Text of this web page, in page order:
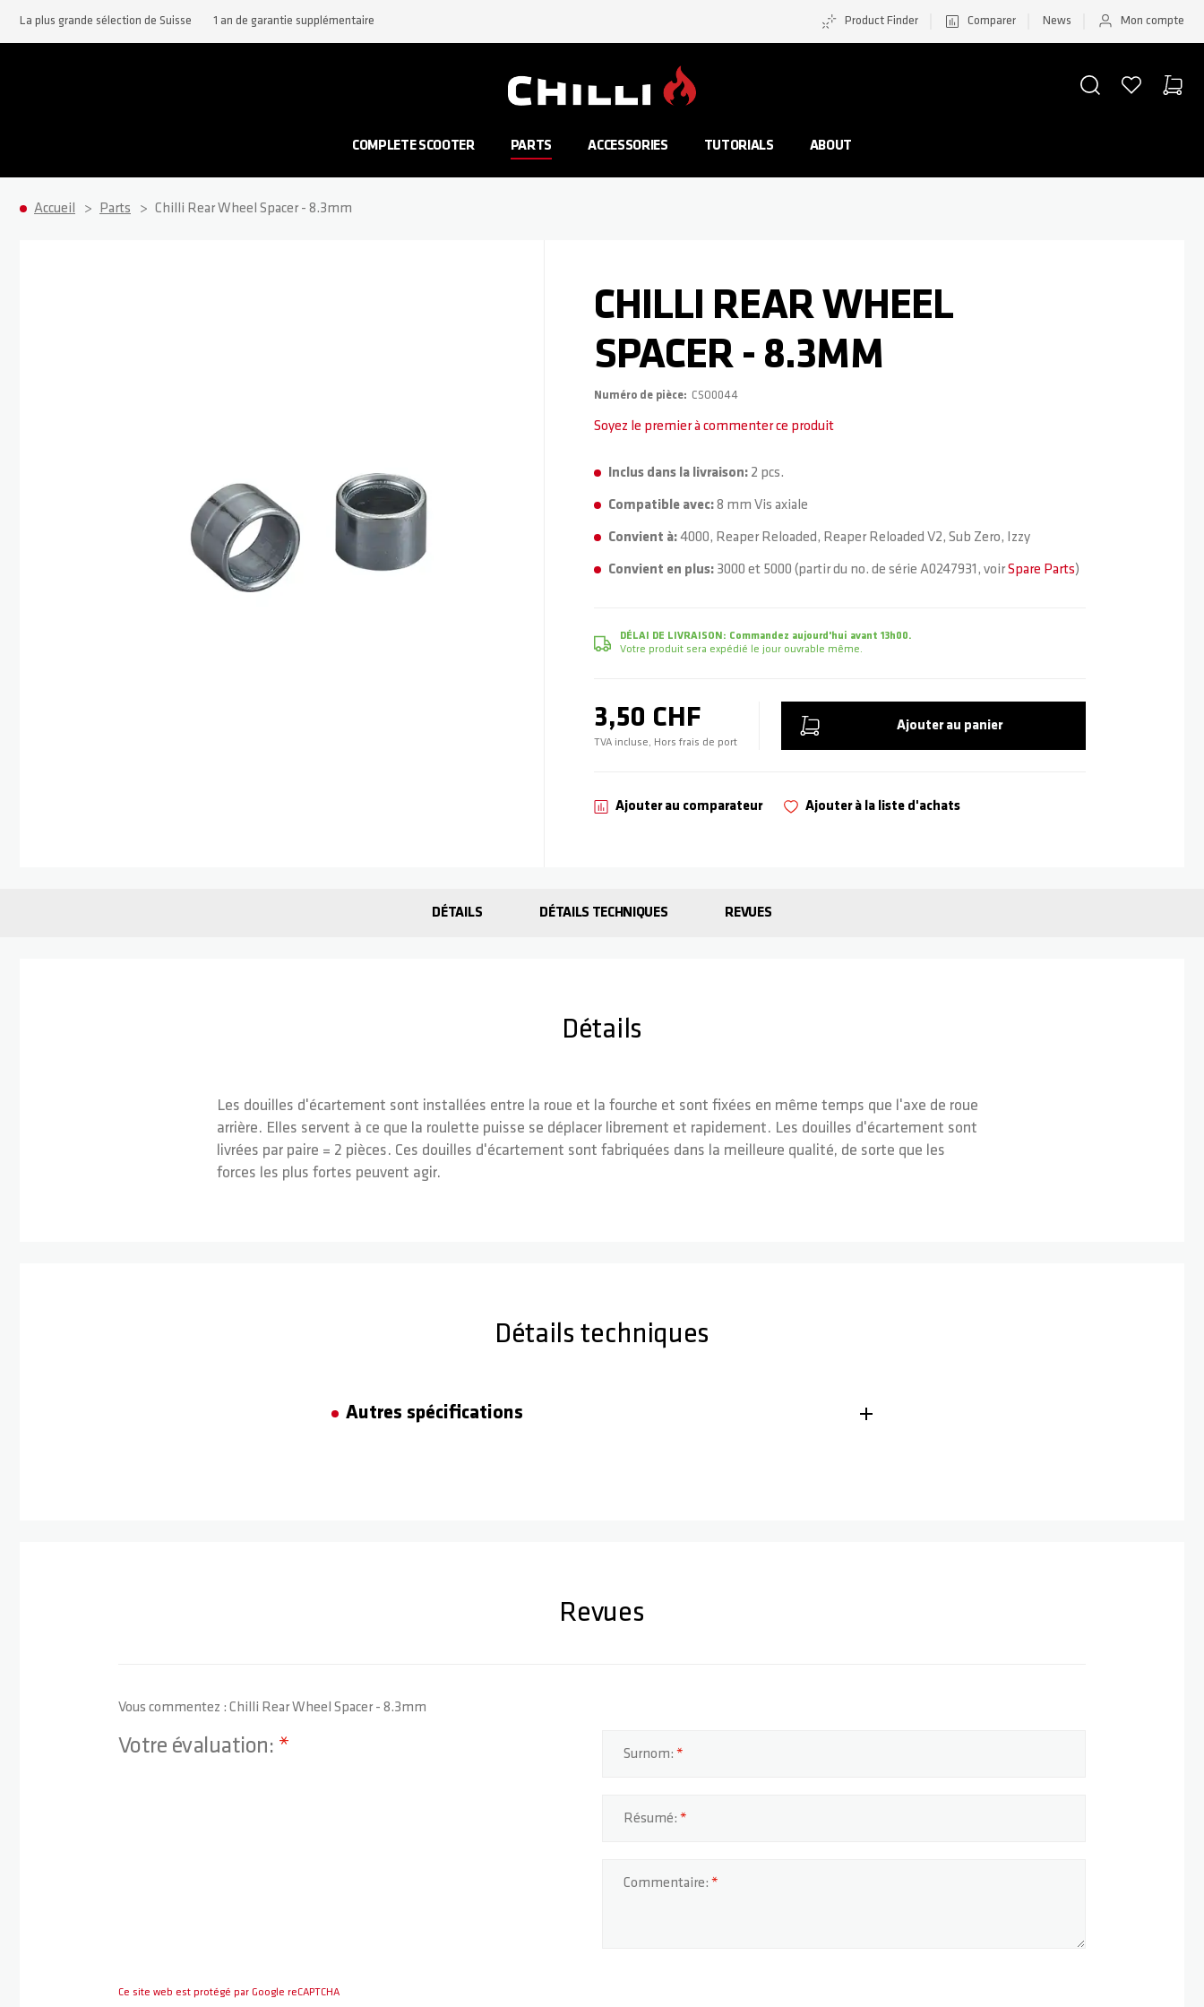
La plus grande sélection de Suisse 1 an de garantie supplémentaire Product Finder Comparer News Mon compte
COMPLETE SCOOTER PARTS ACCESSORIES TUTORIALS ABOUT
CHERCHERLISTE D'ACHATS
PANIER
Accueil Parts Chilli Rear Wheel Spacer - 8.3mm
CHILLI REAR WHEEL
SPACER - 8.3MM
Numéro de pièce CSO0044
Soyez le premier à commenter ce produit
Inclus dans la livraison: 2 pcs.
Compatible avec:8 mm Vis axiale
Convient à:4000, Reaper Reloaded, Reaper Reloaded V2, Sub Zero, Izzy
Convient en plus: 3000 et 5000 (partir du no. de série A0247931, voirSpare Parts)
DÉLAI DE LIVRAISON: Commandez aujourd'hui avant 13h00.
Votre produit sera expédié le jour ouvrable même.
3,50 CHF
TVA incluse, Hors frais de port
Ajouter au panier
Ajouter à la liste d'achats
Ajouter au comparateur
DÉTAILS DÉTAILS TECHNIQUES REVUES
Détails
Les douilles d'écartement sont installées entre la roue et la fourche et sont fixées en même temps que l'axe de roue
arrière. Elles servent à ce que la roulette puisse se déplacer librement et rapidement. Les douilles d'écartement sont
livrées par paire = 2 pièces. Ces douilles d'écartement sont fabriquées dans la meilleure qualité, de sorte que les
forces les plus fortes peuvent agir.
Détails techniques
Autres spécifications
Revues
Vous commentez : Chilli Rear Wheel Spacer - 8.3mm
Votre évaluation: Surnom:
Résumé:
Commentaire:
Ce site web est protégé par Google reCAPTCHA